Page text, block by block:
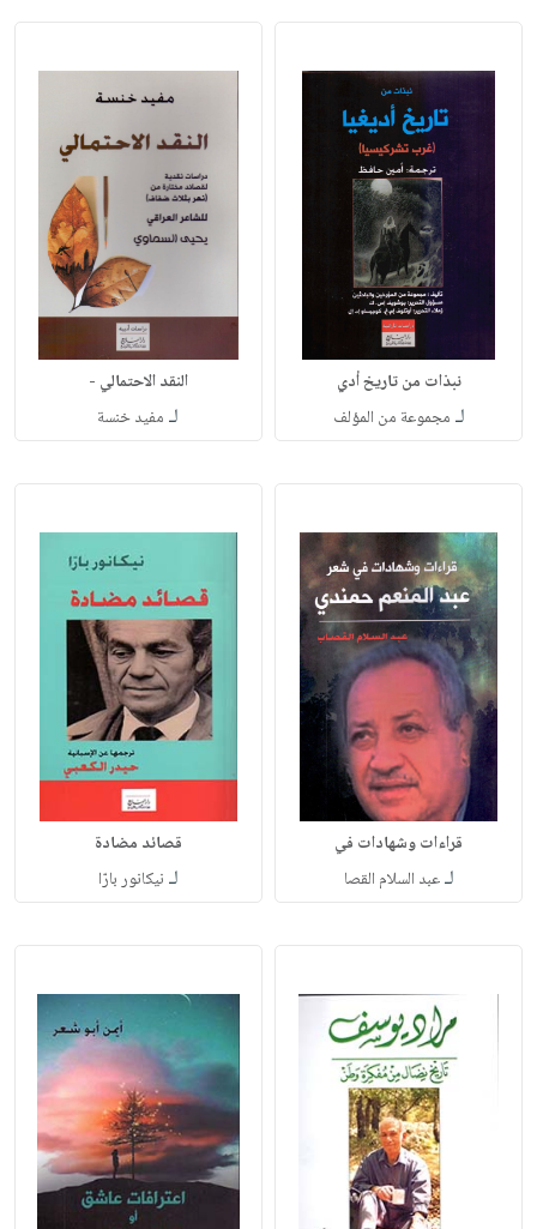
نبذات من تاريخ أدي
لـ مجموعة من المؤلف
النقد الاحتمالي -
لـ مفيد خنسة
قراءات وشهادات في
لـعبد السلام القصا
قصائد مضادة
لـ نيكانور بارّا